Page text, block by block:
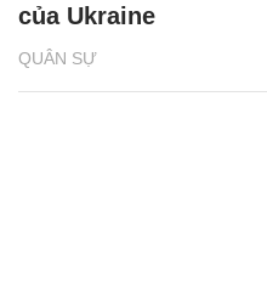
QUÂN SỰ
của Ukraine